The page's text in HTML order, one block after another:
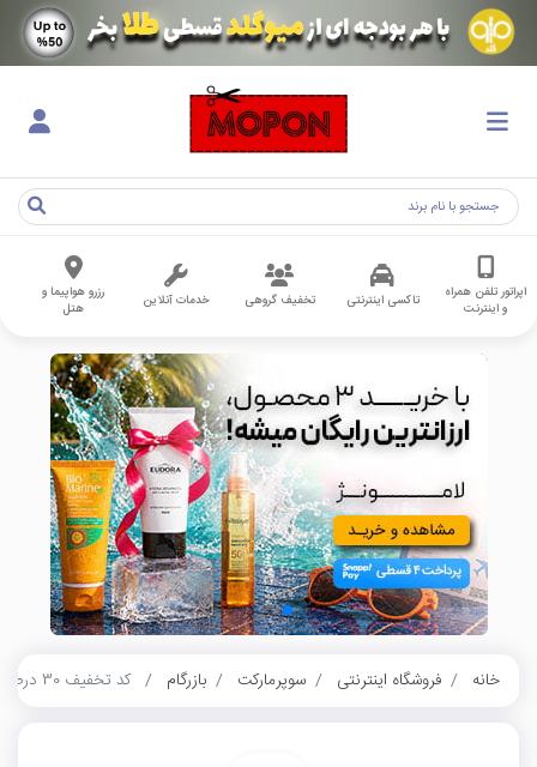
اپراتور تلفن همراه
و اینترنت
تاکسی اینترنتی تخفیف گروهی خدمات آنلاین
رزرو هواپیما و
هتل
خانه فروشگاه اینترنتی سوپرمارکت بازرگام کد تخفیف 30 درصدی بازرگام در شهرهای یزد، اراک، گرگان، بجنورد، قزوین، بیرجند، بهمئی، زاهدان و اردبیل